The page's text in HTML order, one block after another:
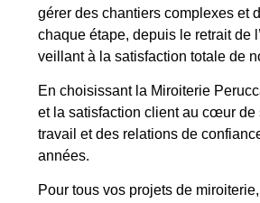
gérer des chantiers complexes et
chaque étape, depuis le retrait de
veillant à la satisfaction totale de
En choisissant la Miroiterie
et la satisfaction client au cœur de
travail et des relations de
années.
Pour tous vos projets de